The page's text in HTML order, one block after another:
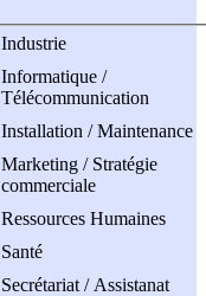
Industrie
Informatique /
Télécommunication
Installation / Maintenance
Marketing / Stratégie
commerciale
Ressources Humaines
Santé
Secrétariat / Assistanat